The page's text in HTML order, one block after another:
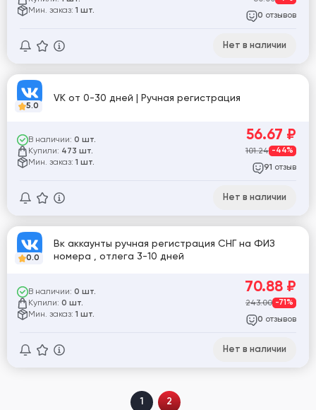
Мин. заказ: 1 шт.
0 отзывов
Нет в наличии
5.0
VK от 0-30 дней | Ручная регистрация
В наличии: 0 шт.
Купили: 473 шт.
Мин. заказ: 1 шт.
56.67 ₽
101.24 -44%
91 отзыв
Нет в наличии
0.0
Вк аккаунты ручная регистрация СНГ на ФИЗ
номера , отлега 3-10 дней
В наличии: 0 шт.
Купили: 0 шт.
Мин. заказ: 1 шт.
70.88 ₽
243.00 -71%
0 отзывов
Нет в наличии
1 2